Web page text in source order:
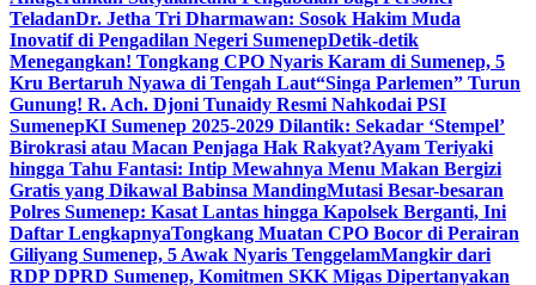
TeladanDr. Jetha Tri Dharmawan: Sosok Hakim Muda
Inovatif di Pengadilan Negeri SumenepDetik-detik
Menegangkan! Tongkang CPO Nyaris Karam di Sumenep, 5
Kru Bertaruh Nyawa di Tengah Laut“Singa Parlemen” Turun
Gunung! R. Ach. Djoni Tunaidy Resmi Nahkodai PSI
SumenepKI Sumenep 2025-2029 Dilantik: Sekadar ‘Stempel’
Birokrasi atau Macan Penjaga Hak Rakyat?Ayam Teriyaki
hingga Tahu Fantasi: Intip Mewahnya Menu Makan Bergizi
Gratis yang Dikawal Babinsa MandingMutasi Besar-besaran
Polres Sumenep: Kasat Lantas hingga Kapolsek Berganti, Ini
Daftar LengkapnyaTongkang Muatan CPO Bocor di Perairan
Giliyang Sumenep, 5 Awak Nyaris TenggelamMangkir dari
RDP DPRD Sumenep, Komitmen SKK Migas Dipertanyakan